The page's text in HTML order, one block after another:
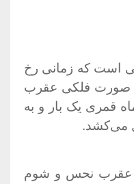
است که زمانی رخ
صورت فلکی عقرب
قمری یک بار و به
در عقرب نحس و شوم